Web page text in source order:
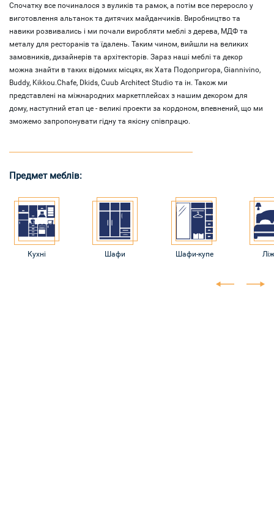
Спочатку все починалося з вуликів та рамок, а потім все переросло у
виготовлення альтанок та дитячих майданчиків. Виробництво та
навики розвивались і ми почали виробляти меблі з дерева, МДФ та
металу для ресторанів та їдалень. Таким чином, вийшли на великих
замовників, дизайнерів та архітекторів. Зараз наші меблі та декор
можна знайти в таких відомих місцях, як Хата Подопригора, Giannivino,
Buddy, Kikkou.Chafe, Dkids, Cuub Architect Studio та ін. Також ми
представлені на міжнародних маркетплейсах з нашим декором для
дому, наступний етап це - великі проекти за кордоном, впевнений, що ми
зможемо запропонувати гідну та якісну співпрацю.
Предмет меблів:
Кухні Шафи Шафи-купе